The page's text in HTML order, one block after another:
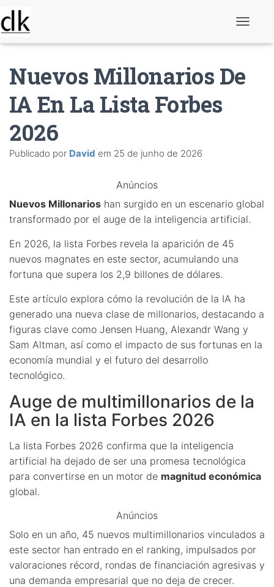
r
n
Nuevos Millonarios De
IA En La Lista Forbes
2026
Publicado por David em 25 de junho de 2026
Anúncios
Nuevos Millonarios han surgido en un escenario global
transformado por el auge de la inteligencia artificial.
En 2026, la lista Forbes revela la aparición de 45
nuevos magnates en este sector, acumulando una
fortuna que supera los 2,9 billones de dólares.
Este artículo explora cómo la revolución de la IA ha
generado una nueva clase de millonarios, destacando a
figuras clave como Jensen Huang, Alexandr Wang y
Sam Altman, así como el impacto de sus fortunas en la
economía mundial y el futuro del desarrollo
tecnológico.
Auge de multimillonarios de la
IA en la lista Forbes 2026
La lista Forbes 2026 confirma que la inteligencia
artificial ha dejado de ser una promesa tecnológica
para convertirse en un motor de magnitud económica
global.
Anúncios
Solo en un año, 45 nuevos multimillonarios vinculados a
este sector han entrado en el ranking, impulsados por
valoraciones récord, rondas de financiación agresivas y
una demanda empresarial que no deja de crecer.